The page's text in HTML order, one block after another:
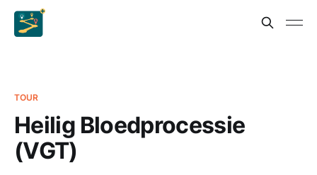
TOUR
Heilig Bloedprocessie
(VGT)